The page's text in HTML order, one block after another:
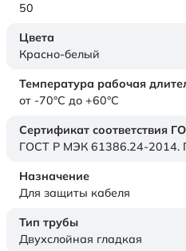
50
Цвета
Красно-белый
Температура рабочая
от -70°C до +60°C
Сертификат соответствия
ГОСТ Р МЭК 61386.24-2014.
Назначение
Для защиты кабеля
Тип трубы
Двухслойная гладкая